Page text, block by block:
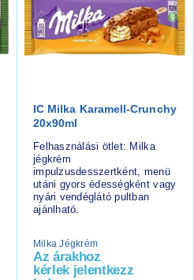
IC Milka Karamell-Crunchy
20x90ml
Felhasználási ötlet: Milka
jégkrém
impulzusdesszertként, menü
utáni gyors édességként vagy
nyári vendéglátó pultban
ajánlható.
Milka Jégkrém
Az árakhoz
kérlek jelentkezz